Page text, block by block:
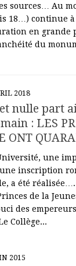
sources… Au
18…) continue à
en grande
du
2018
nulle part
: LES
ONT
une
inscription
a été réalisée….
de la
des
Collège...
2015